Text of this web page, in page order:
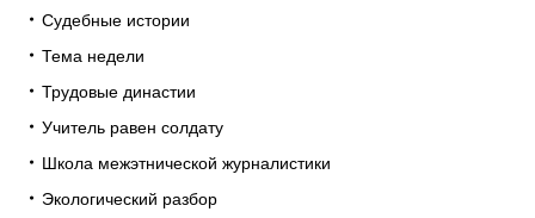
Судебные истории
Тема недели
Трудовые династии
Учитель равен солдату
Школа межэтнической журналистики
Экологический разбор